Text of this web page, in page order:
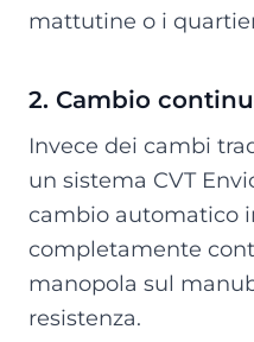
mattutine o i
2. Cambio
Invece dei cambi
un sistema CVT
cambio automatico
completamente
manopola sul
resistenza.